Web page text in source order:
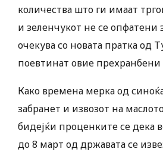
количества што ги имаат
и зеленчукот не се опфатени
очекува со новата пратка од
поевтинат овие
Како времена мерка од
забранет и извозот на
бидејќи проценките се дека
до 8 март од државата се